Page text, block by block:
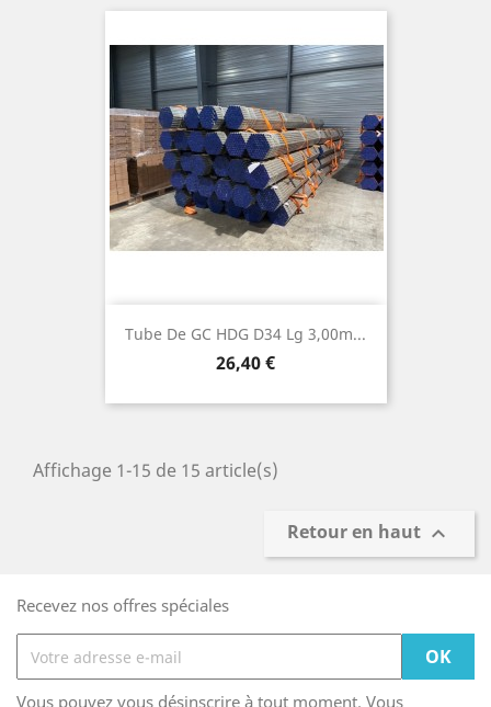
Tube De GC HDG D34 Lg 3,00m...
Prix
26,40 €
Affichage 1-15 de 15 article(s)
Retour en haut 
Recevez nos offres spéciales
Vous pouvez vous désinscrire à tout moment. Vous